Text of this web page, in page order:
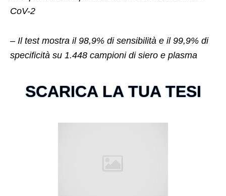
CoV-2
– Il test mostra il 98,9% di sensibilità e il 99,9% di
specificità su 1.448 campioni di siero e plasma
SCARICA LA TUA TESI